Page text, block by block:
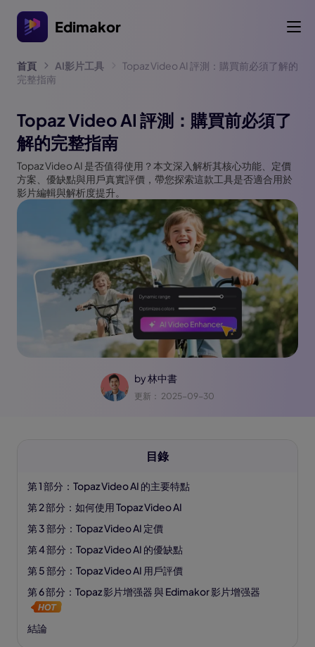
Edimakor
首頁 AI影片工具
Topaz Video AI 評測：購買前必須了解的
完整指南
Topaz Video AI 評測：購買前必須了
解的完整指南
Topaz Video AI 是否值得使用？本文深入解析其核心功能、定價
方案、優缺點與用戶真實評價，帶您探索這款工具是否適合用於
影片編輯與解析度提升。
by林中書
更新： 2025-09-30
目錄
第 1 部分：Topaz Video AI 的主要特點
第 2 部分：如何使用 Topaz Video AI
第 3 部分：Topaz Video AI 定價
第 4 部分：Topaz Video AI 的優缺點
第 5 部分：Topaz Video AI 用戶評價
第 6 部分：Topaz 影片增强器 與 Edimakor 影片增强器
結論